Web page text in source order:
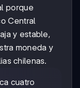
porque
Central
y estable,
moneda y
chilenas.
cuatro